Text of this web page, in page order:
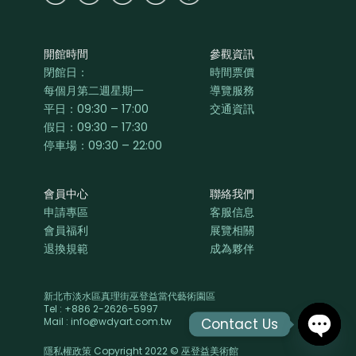
開館時間
閉館日：
每個月第二週星期一
平日： 09:30 – 17:00
假日：09:30 – 17:30
停車場：09:30 – 22:00
參觀資訊
時間票價
導覽服務
交通資訊
會員中心
申請專區
會員福利
退換規範
聯絡我們
客服信息
展覽相關
成為夥伴
新北市淡水區真理街巫登益當代藝術園區
Tel : +886 2-2626-5997
Mail : info@wdyart.com.tw
隱私權政策 Copyright 2022 © 巫登益美術館
Contact Us